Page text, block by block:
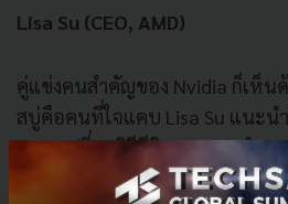
Lisa Su (CEO, AMD)
คู่แข่งคนสำคัญของ Nvidia ก็เห็น
สบู่คือคนที่ใจแคบ Lisa Su แนะน
AI จะเปลี่ยนวิถีชีวิตและการทำงา
ได้อย่างไร ซึ่งเธอเชื่อมั่นในศักย